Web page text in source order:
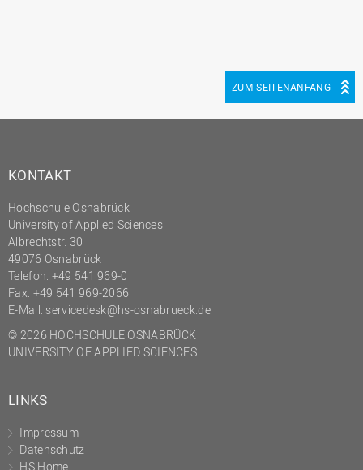
IT Service Center
Kommunikation und
Marketing
LearningCenter
Nachhaltigkeit
Personal
Personalentwicklung
Personalrat
Projekte des Präsidiums
ZUM SEITENANFANG
KONTAKT
Hochschule Osnabrück
University of Applied Sciences
Albrechtstr. 30
49076 Osnabrück
Telefon: +49 541 969-0
Fax: +49 541 969-2066
E-Mail: servicedesk@hs-osnabrueck.de
© 2026 HOCHSCHULE OSNABRÜCK
UNIVERSITY OF APPLIED SCIENCES
LINKS
Impressum
Datenschutz
HS Home